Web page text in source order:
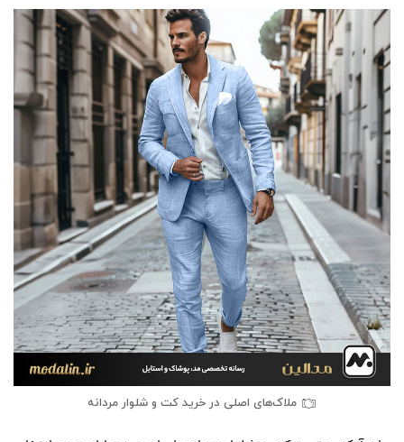
ملاک‌های اصلی در خرید کت و شلوار مردانه